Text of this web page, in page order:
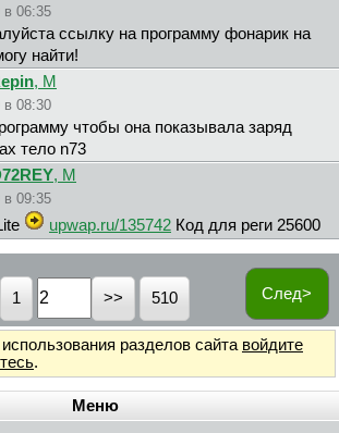
в 06:35
ссылку на программу фонарик на
найти!
, М
в 08:30
чтобы она показывала заряд
тело n73
, М
в 09:35
upwap.ru/135742 Код для реги 25600
След>
1 510
разделов сайта войдите
.
Меню